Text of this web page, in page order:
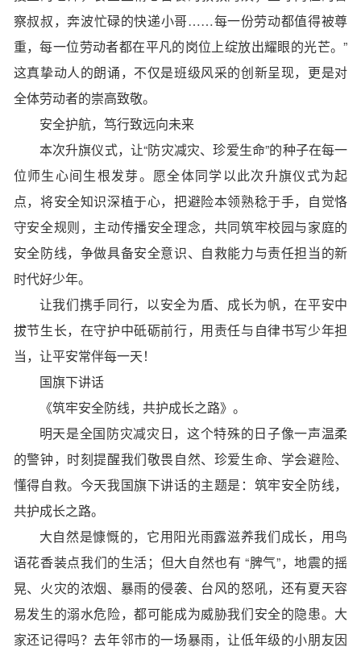
察叔叔，奔波忙碌的快递小哥……每一份劳动都值得被尊
重，每一位劳动者都在平凡的岗位上绽放出耀眼的光芒。”
这真挚动人的朗诵，不仅是班级风采的创新呈现，更是对
全体劳动者的崇高致敬。
安全护航，笃行致远向未来
本次升旗仪式，让“防灾减灾、珍爱生命”的种子在每一
位师生心间生根发芽。愿全体同学以此次升旗仪式为起
点，将安全知识深植于心，把避险本领熟稔于手，自觉恪
守安全规则，主动传播安全理念，共同筑牢校园与家庭的
安全防线，争做具备安全意识、自救能力与责任担当的新
时代好少年。
让我们携手同行，以安全为盾、成长为帆，在平安中
拔节生长，在守护中砥砺前行，用责任与自律书写少年担
当，让平安常伴每一天！
国旗下讲话
《筑牢安全防线，共护成长之路》。
明天是全国防灾减灾日，这个特殊的日子像一声温柔
的警钟，时刻提醒我们敬畏自然、珍爱生命、学会避险、
懂得自救。今天我国旗下讲话的主题是：筑牢安全防线，
共护成长之路。
大自然是慷慨的，它用阳光雨露滋养我们成长，用鸟
语花香装点我们的生活；但大自然也有 “脾气”，地震的摇
晃、火灾的浓烟、暴雨的侵袭、台风的怒吼，还有夏天容
易发生的溺水危险，都可能成为威胁我们安全的隐患。大
家还记得吗？去年邻市的一场暴雨，让低年级的小朋友因